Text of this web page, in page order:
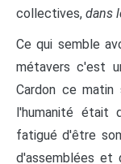
collectives, dans
Ce qui semble
métavers c'est
Cardon ce
l'humanité était
fatigué d'être
d'assemblées et